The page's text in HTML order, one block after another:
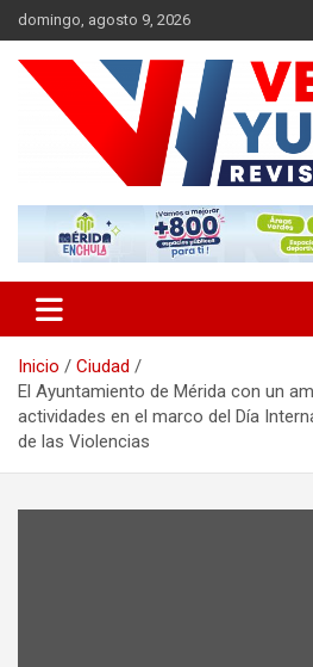
Saltar
al
contenido
domingo, agosto 9, 2026
Vector Yucatán
Inicio
Ciudad
El Ayuntamiento de Mérida con un
actividades en el marco del Día
de las Violencias